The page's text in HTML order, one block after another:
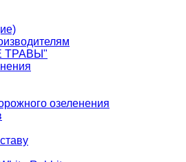
ТРАВЫ"
озеленения